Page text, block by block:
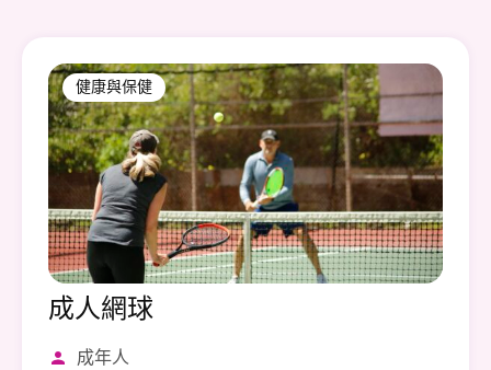
健康與保健
成人網球
成年人